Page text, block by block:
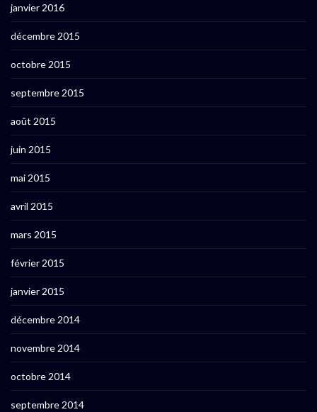
janvier 2016
décembre 2015
octobre 2015
septembre 2015
août 2015
juin 2015
mai 2015
avril 2015
mars 2015
février 2015
janvier 2015
décembre 2014
novembre 2014
octobre 2014
septembre 2014